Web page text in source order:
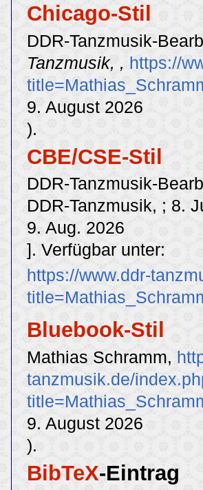
Chicago-Stil
DDR-Tanzmusik-
Tanzmusik, , https://
9. August 2026
).
CBE/CSE-Stil
DDR-Tanzmusik-
DDR-Tanzmusik, ; 8.
9. Aug. 2026
]. Verfügbar unter:
https://www.ddr-
Bluebook-Stil
Mathias Schramm,
tanzmusik.de/
9. August 2026
).
BibTeX-Eintrag